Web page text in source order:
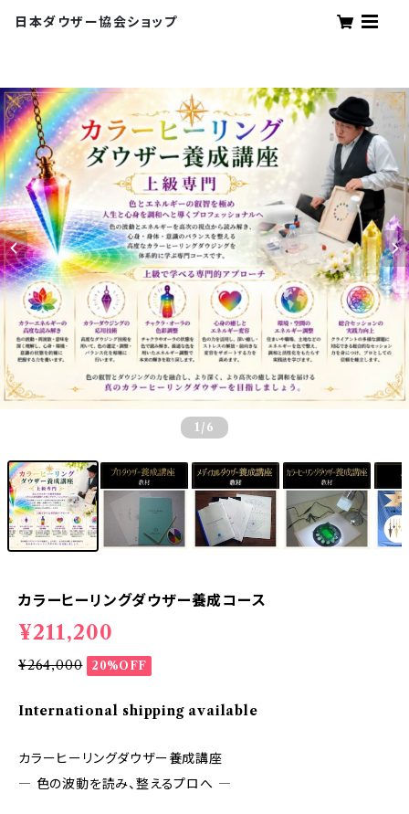
日本ダウザー協会ショップ
1 /6
カラーヒーリングダウザー養成コース
¥211,200
¥264,000 20%OFF
International shipping available
カラーヒーリングダウザー養成講座
― 色の波動を読み、整えるプロへ ―